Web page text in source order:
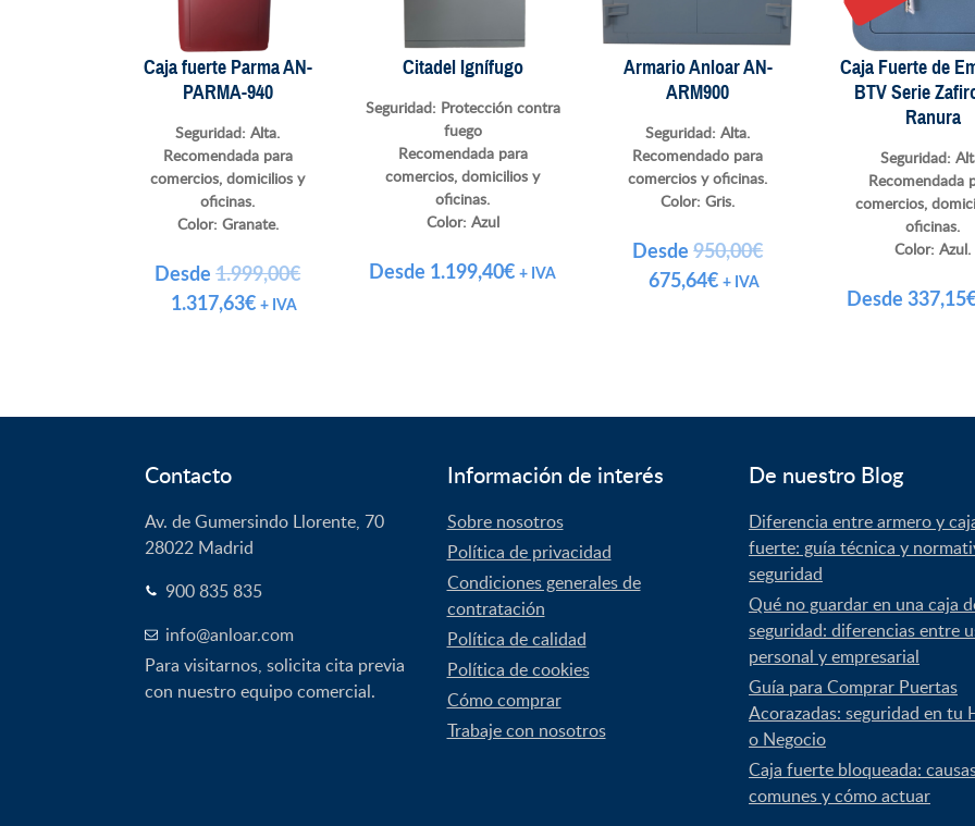
Caja fuerte Parma AN-
PARMA-940
Seguridad: Alta.
Recomendada para
comercios, domicilios y
oficinas.
Color: Granate.
Desde1.999,00€
El
1.999,00€.
1.317,63€El
1.317,63€.
+ IVA
Citadel Ignífugo
Seguridad: Protección contra
fuego
Recomendada para
comercios, domicilios y
oficinas.
Color: Azul
Desde 1.199,40€ + IVA
Armario Anloar AN-
ARM900
Seguridad: Alta.
Recomendado para
comercios y oficinas.
Color: Gris.
Desde950,00€
El675,64€El+ IVA
Caja Fuerte de
BTV Serie
Ranura
Seguridad:
Recomendada
comercios,
oficinas.
Color: Azul.
Desde337,15
Contacto
Av. de Gumersindo Llorente, 70
28022 Madrid
900 835 835
info@anloar.com
Para visitarnos, solicita cita previa
con nuestro equipo comercial.
Información de interés
Sobre nosotros
Política de privacidad
Condiciones generales de
contratación
Política de calidad
Política de cookies
Cómo comprar
Trabaje con nosotros
De nuestro Blog
Diferencia entre armero y
fuerte: guía técnica y
seguridad
Qué no guardar en una caja
seguridad: diferencias entre
personal y empresarial
Guía para Comprar Puertas
Acorazadas: seguridad en tu
o Negocio
Caja fuerte bloqueada:
comunes y cómo actuar